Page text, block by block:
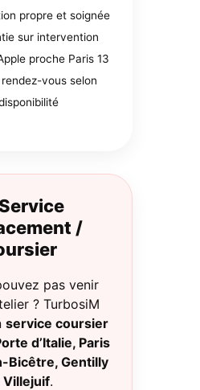
propre et soignée
sur intervention
proche Paris 13
rendez-vous selon
/
pas venir
? TurbosiM
service coursier
d’Italie, Paris
Bicêtre, Gentilly
Villejuif.